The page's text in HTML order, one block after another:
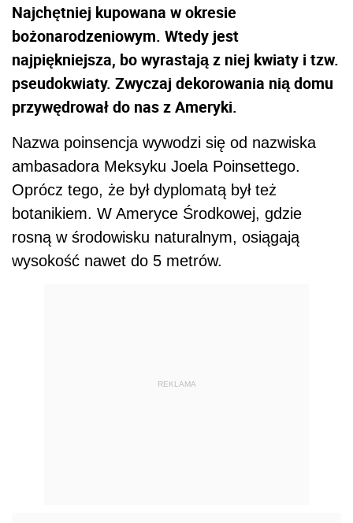
Najchętniej kupowana w okresie
bożonarodzeniowym. Wtedy jest
najpiękniejsza, bo wyrastają z niej kwiaty i tzw.
pseudokwiaty. Zwyczaj dekorowania nią domu
przywędrował do nas z Ameryki.
Nazwa poinsencja wywodzi się od nazwiska
ambasadora Meksyku Joela Poinsettego.
Oprócz tego, że był dyplomatą był też
botanikiem. W Ameryce Środkowej, gdzie
rosną w środowisku naturalnym, osiągają
wysokość nawet do 5 metrów.
REKLAMA